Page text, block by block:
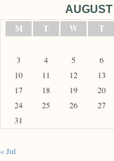
M
T W T
3
4 5 6
10
11 12 13
17
18 19 20
24
25 26 27
31
« Jul